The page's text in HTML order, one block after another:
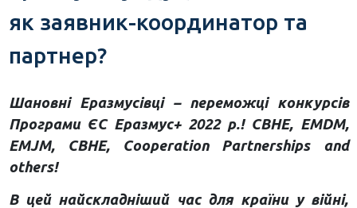
як заявник-координатор та
партнер?
Шановні Еразмусівці – переможці конкурсів
Програми ЄС Еразмус+ 2022 р.! СВНЕ, EMDM,
EMJM, CBHE, Сooperation Partnerships and
others!
В цей найскладніший час для країни у війні,